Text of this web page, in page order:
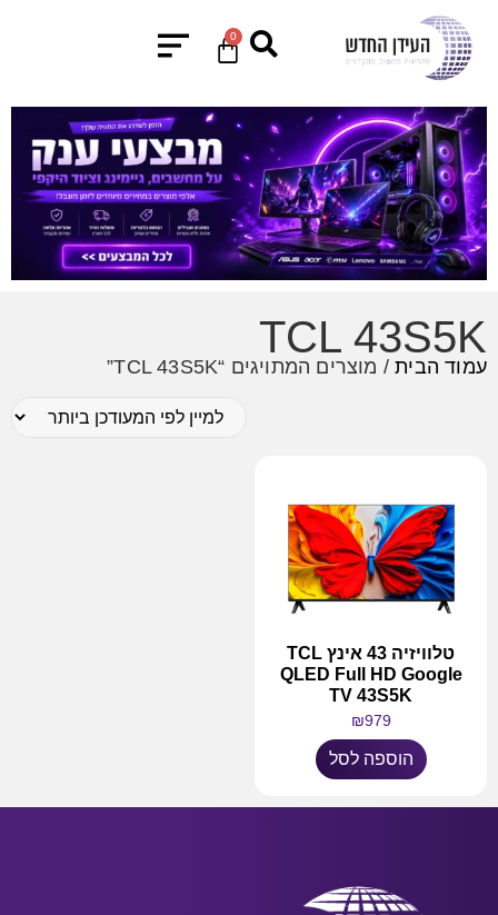
0
TCL 43S5K
עמוד הבית/ מוצרים המתויגים “TCL 43S5K”
טלוויזיה 43 אינץ TCL
QLED Full HD Google
TV 43S5K
₪979
הוספה לסל